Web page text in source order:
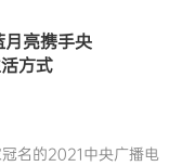
亮携手央
方式
名的2021中央广播电